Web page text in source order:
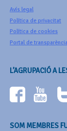
Avís legal
Política de privacitat
Política de cookies
Portal de transparència
L’AGRUPACIÓ A
SOM MEMBRES